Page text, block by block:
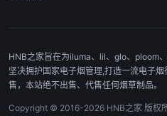
HNB之家旨在为iluma、lil、glo、ploom
坚决拥护国家电子烟管理,打造一流电子
售，本站绝不出售、代售任何烟草制品。
Copyright © 2016-2026 HNB之家 版权